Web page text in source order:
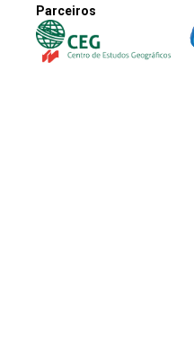
Parceiros